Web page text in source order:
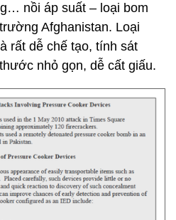
nồi áp suất – loại bom
Afghanistan. Loại
rất dễ chế tạo, tính sát
nhỏ gọn, dễ cất giấu.